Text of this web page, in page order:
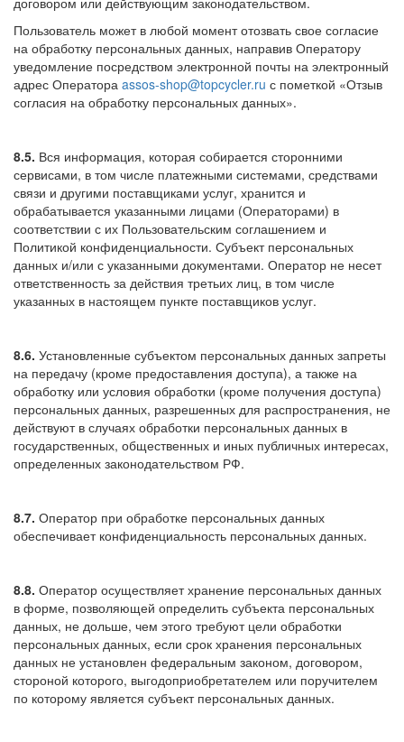
Пользователь может в любой момент отозвать свое согласие
на обработку персональных данных, направив Оператору
уведомление посредством электронной почты на электронный
адрес Оператора assos-shop@topcycler.ru с пометкой «Отзыв
согласия на обработку персональных данных».
8.5. Вся информация, которая собирается сторонними
сервисами, в том числе платежными системами, средствами
связи и другими поставщиками услуг, хранится и
обрабатывается указанными лицами (Операторами) в
соответствии с их Пользовательским соглашением и
Политикой конфиденциальности. Субъект персональных
данных и/или с указанными документами. Оператор не несет
ответственность за действия третьих лиц, в том числе
указанных в настоящем пункте поставщиков услуг.
8.6. Установленные субъектом персональных данных запреты
на передачу (кроме предоставления доступа), а также на
обработку или условия обработки (кроме получения доступа)
персональных данных, разрешенных для распространения, не
действуют в случаях обработки персональных данных в
государственных, общественных и иных публичных интересах,
определенных законодательством РФ.
8.7. Оператор при обработке персональных данных
обеспечивает конфиденциальность персональных данных.
8.8. Оператор осуществляет хранение персональных данных
в форме, позволяющей определить субъекта персональных
данных, не дольше, чем этого требуют цели обработки
персональных данных, если срок хранения персональных
данных не установлен федеральным законом, договором,
стороной которого, выгодоприобретателем или поручителем
по которому является субъект персональных данных.